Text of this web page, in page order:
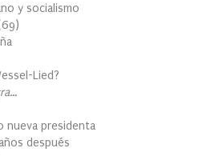
y socialismo
69)
Lied?
nueva presidenta
después